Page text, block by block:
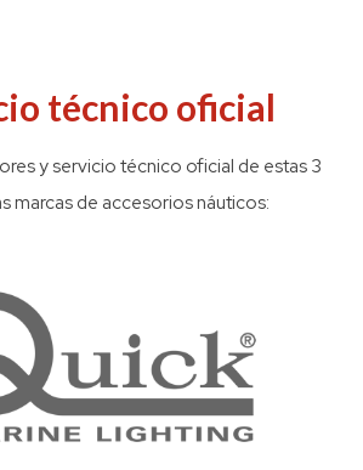
técnico oficial
y servicio técnico oficial de estas 3
marcas de accesorios náuticos: